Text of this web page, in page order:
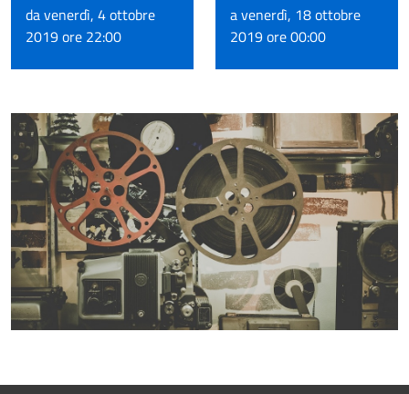
da venerdì, 4 ottobre
2019 ore 22:00
a venerdì, 18 ottobre
2019 ore 00:00